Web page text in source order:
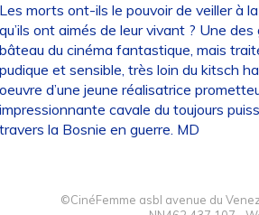
morts ont-ils le pouvoir de veiller à
ont aimés de leur vivant ? Une
du cinéma fantastique, mais
et sensible, très loin du kitsch
d’une jeune réalisatrice
cavale du toujours
la Bosnie en guerre. MD
©CinéFemme asbl avenue du